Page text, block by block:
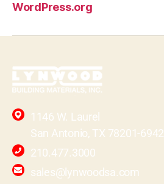
WordPress.org
1146 W. Laurel
San Antonio, TX 78201-6942
210.477.3000
sales@lynwoodsa.com